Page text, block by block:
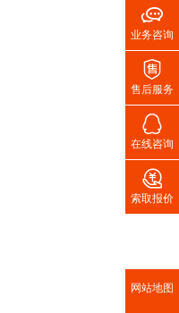

业务咨询

售后服务

在线咨询

索取报价
网站地图